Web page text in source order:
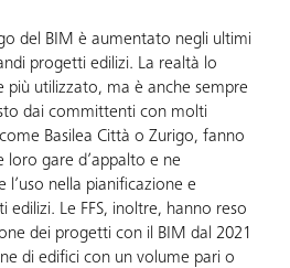
del BIM è aumentato negli ultimi
progetti edilizi. La realtà lo
più utilizzato, ma è anche sempre
dai committenti con molti
Basilea Città o Zurigo, fanno
gare d’appalto e ne
nella pianificazione e
edilizi. Le FFS, inoltre, hanno reso
dei progetti con il BIM dal 2021
di edifici con un volume pari o